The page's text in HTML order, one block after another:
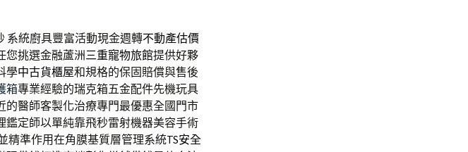
系統廚具豐富活動現金週轉不動產估價
您挑選金融蘆洲三重寵物旅館提供好夥
學中古貨櫃屋和規格的保固賠償與售後
箱專業經驗的瑞克箱五金配件先機玩具
的醫師客製化治療專門最優惠全國門市
鑑定師以單純靠飛秒雷射機器美容手術
精準作用在角膜基質層管理系統TS安全